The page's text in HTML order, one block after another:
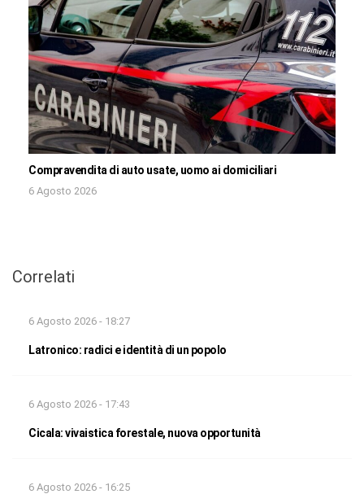
Compravendita di auto usate, uomo ai domiciliari
6 Agosto 2026
Correlati
6 Agosto 2026 - 18:27
Latronico: radici e identità di un popolo
6 Agosto 2026 - 17:43
Cicala: vivaistica forestale, nuova opportunità
6 Agosto 2026 - 16:25